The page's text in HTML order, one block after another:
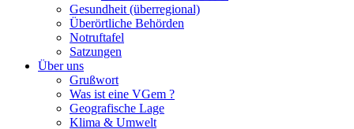
Gesundheit (überregional)
Überörtliche Behörden
Notruftafel
Satzungen
Über uns
Grußwort
Was ist eine VGem ?
Geografische Lage
Klima & Umwelt